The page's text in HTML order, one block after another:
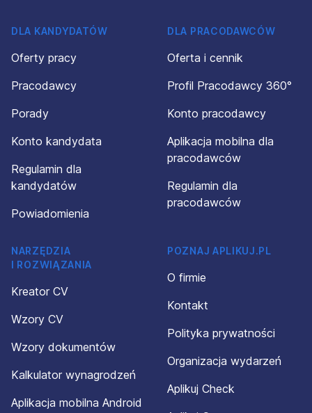
DLA KANDYDATÓW
Oferty pracy
Pracodawcy
Porady
Konto kandydata
Regulamin dla
kandydatów
Powiadomienia
DLA PRACODAWCÓW
Oferta i cennik
Profil Pracodawcy 360°
Konto pracodawcy
Aplikacja mobilna dla
pracodawców
Regulamin dla
pracodawców
NARZĘDZIA
I ROZWIĄZANIA
Kreator CV
Wzory CV
Wzory dokumentów
Kalkulator wynagrodzeń
Aplikacja mobilna Android
POZNAJ APLIKUJ.PL
O firmie
Kontakt
Polityka prywatności
Organizacja wydarzeń
Aplikuj Check